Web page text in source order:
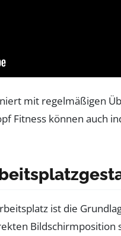
mit regelmäßigen
Fitness können auch
ist die
Bildschirmposition